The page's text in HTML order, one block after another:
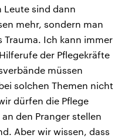
Leute sind dann
mehr, sondern man
Trauma. Ich kann immer
der Pflegekräfte
müssen
solchen Themen nicht
dürfen die Pflege
den Pranger stellen
Aber wir wissen, dass